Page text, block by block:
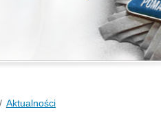
Aktualności